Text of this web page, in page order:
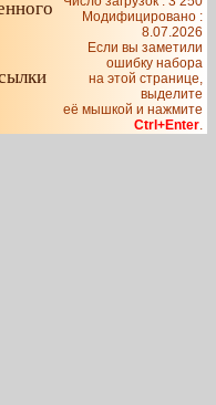
Модифицировано :
8.07.2026
Если вы заметили
ошибку набора
на этой странице,
выделите
её мышкой и нажмите
Ctrl+Enter.